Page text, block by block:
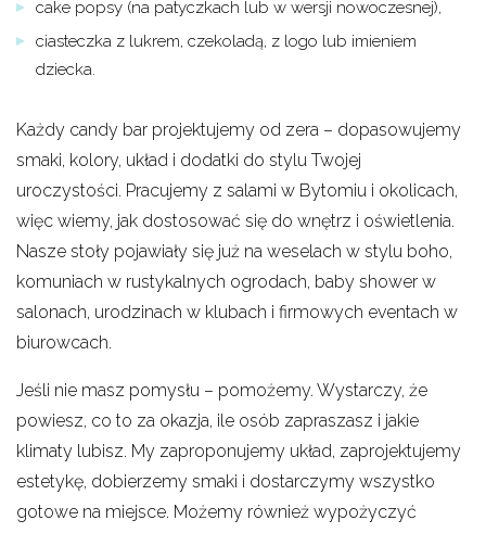
cake popsy (na patyczkach lub w wersji nowoczesnej),
ciasteczka z lukrem, czekoladą, z logo lub imieniem
dziecka.
Każdy candy bar projektujemy od zera – dopasowujemy
smaki, kolory, układ i dodatki do stylu Twojej
uroczystości. Pracujemy z salami w Bytomiu i okolicach,
więc wiemy, jak dostosować się do wnętrz i oświetlenia.
Nasze stoły pojawiały się już na weselach w stylu boho,
komuniach w rustykalnych ogrodach, baby shower w
salonach, urodzinach w klubach i firmowych eventach w
biurowcach.
Jeśli nie masz pomysłu – pomożemy. Wystarczy, że
powiesz, co to za okazja, ile osób zapraszasz i jakie
klimaty lubisz. My zaproponujemy układ, zaprojektujemy
estetykę, dobierzemy smaki i dostarczymy wszystko
gotowe na miejsce. Możemy również wypożyczyć